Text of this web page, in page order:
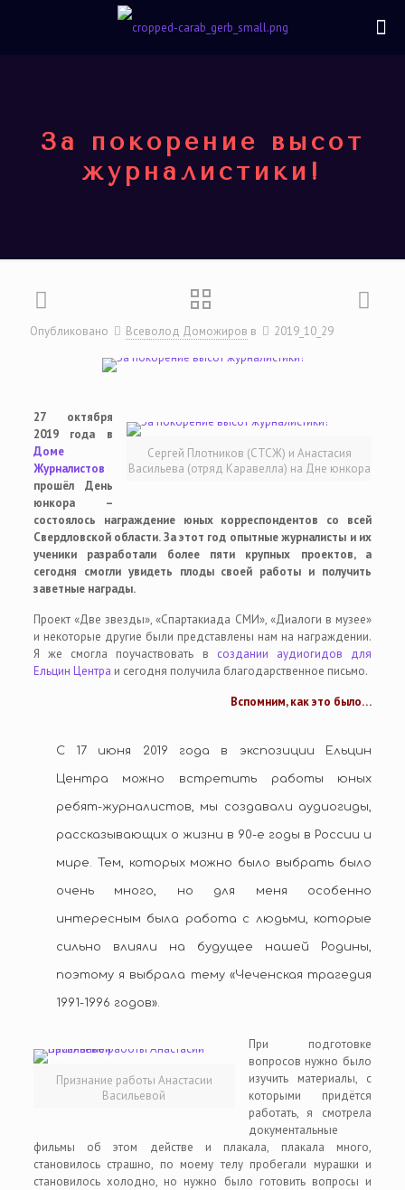
За покорение высот
журналистики!
Опубликовано Всеволод Доможиров в 2019_10_29
Сергей Плотников (СТСЖ) и Анастасия
Васильева (отряд Каравелла) на Дне юнкора
27 октября
2019 года в
Доме
Журналистов
прошёл День
юнкора –
состоялось награждение юных корреспондентов со всей
Свердловской области. За этот год опытные журналисты и их
ученики разработали более пяти крупных проектов, а
сегодня смогли увидеть плоды своей работы и получить
заветные награды.
Проект «Две звезды», «Спартакиада СМИ», «Диалоги в музее»
и некоторые другие были представлены нам на награждении.
Я же смогла поучаствовать в создании аудиогидов для
Ельцин Центра и сегодня получила благодарственное письмо.
Вспомним, как это было…
С 17 июня 2019 года в экспозиции Ельцин
Центра можно встретить работы юных
ребят-журналистов, мы создавали аудиогиды,
рассказывающих о жизни в 90-е годы в России и
мире. Тем, которых можно было выбрать было
очень много, но для меня особенно
интересным была работа с людьми, которые
сильно влияли на будущее нашей Родины,
поэтому я выбрала тему «Чеченская трагедия
1991-1996 годов».
Признание работы Анастасии
Васильевой
При подготовке
вопросов нужно было
изучить материалы, с
которыми придётся
работать, я смотрела
документальные
фильмы об этом действе и плакала, плакала много,
становилось страшно, по моему телу пробегали мурашки и
становилось холодно, но нужно было готовить вопросы и